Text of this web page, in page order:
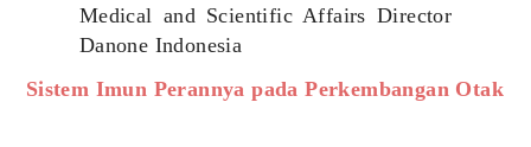
Medical and Scientific Affairs Director
Danone Indonesia
Sistem Imun Perannya pada Perkembangan Otak